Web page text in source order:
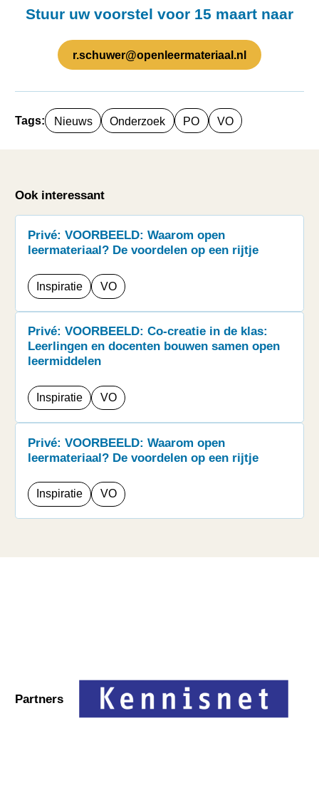
Stuur uw voorstel voor 15 maart naar
r.schuwer@openleermateriaal.nl
Tags: Nieuws Onderzoek PO VO
Ook interessant
Privé: VOORBEELD: Waarom open
leermateriaal? De voordelen op een rijtje
Inspiratie VO
Privé: VOORBEELD: Co-creatie in de klas:
Leerlingen en docenten bouwen samen open
leermiddelen
Inspiratie VO
Privé: VOORBEELD: Waarom open
leermateriaal? De voordelen op een rijtje
Inspiratie VO
Partners